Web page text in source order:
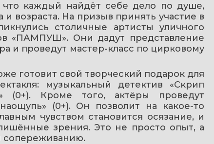
каждый найдёт себе дело по душе,
и возраста. На призыв принять участие в
столичные артисты уличного
«ПАМПУШ». Они дадут представление
и проведут мастер-класс по цирковому
готовит свой творческий подарок для
музыкальный детектив «Скрип
Кроме того, актёры проведут
(0+). Он позволит на какое-то
чувством становится осязание, и
зрения. Это не просто опыт, а
сопереживанию.